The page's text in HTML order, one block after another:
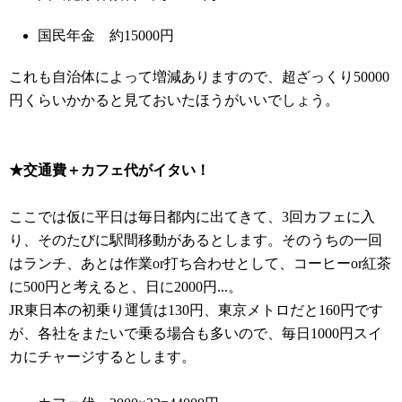
国民年金 約15000円
これも自治体によって増減ありますので、超ざっくり50000
円くらいかかると見ておいたほうがいいでしょう。
★交通費＋カフェ代がイタい！
ここでは仮に平日は毎日都内に出てきて、3回カフェに入
り、そのたびに駅間移動があるとします。そのうちの一回
はランチ、あとは作業or打ち合わせとして、コーヒーor紅茶
に500円と考えると、日に2000円...。
JR東日本の初乗り運賃は130円、東京メトロだと160円です
が、各社をまたいで乗る場合も多いので、毎日1000円スイ
カにチャージするとします。